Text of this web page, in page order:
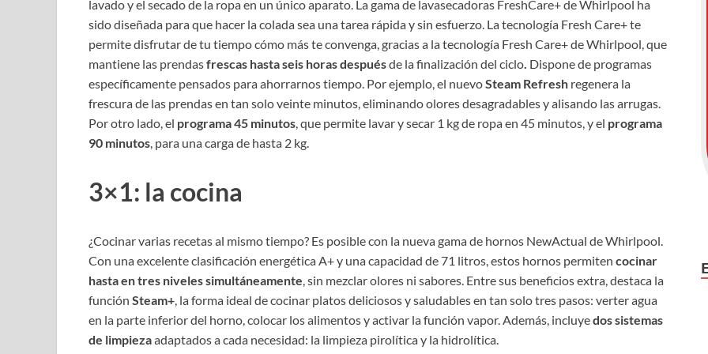
lavado y el secado de la ropa en un único aparato. La gama de lavasecadoras FreshCare+ de Whirlpool ha
sido diseñada para que hacer la colada sea una tarea rápida y sin esfuerzo. La tecnología Fresh Care+ te
permite disfrutar de tu tiempo cómo más te convenga, gracias a la tecnología Fresh Care+ de Whirlpool, que
mantiene las prendasfrescas hasta seis horas despuésde la finalización del ciclo. Dispone de programas
específicamente pensados para ahorrarnos tiempo. Por ejemplo, el nuevoSteam Refresh regenera la
frescura de las prendas en tan solo veinte minutos, eliminando olores desagradables y alisando las arrugas.
Por otro lado, el programa 45 minutos, que permite lavar y secar 1 kg de ropa en 45 minutos, y el programa
90 minutos, para una carga de hasta 2 kg.
3×1: la cocina
¿Cocinar varias recetas al mismo tiempo? Es posible con la nueva gama de hornos NewActual de Whirlpool.
Con una excelente clasificación energética A+ y una capacidad de 71 litros, estos hornos permiten cocinar
hasta en tres niveles simultáneamente , sin mezclar olores ni sabores. Entre sus beneficios extra, destaca la
función Steam+ , la forma ideal de cocinar platos deliciosos y saludables en tan solo tres pasos: verter agua
en la parte inferior del horno, colocar los alimentos y activar la función vapor. Además, incluyedos sistemas
de limpiezaadaptados a cada necesidad: la limpieza pirolítica y la hidrolítica.